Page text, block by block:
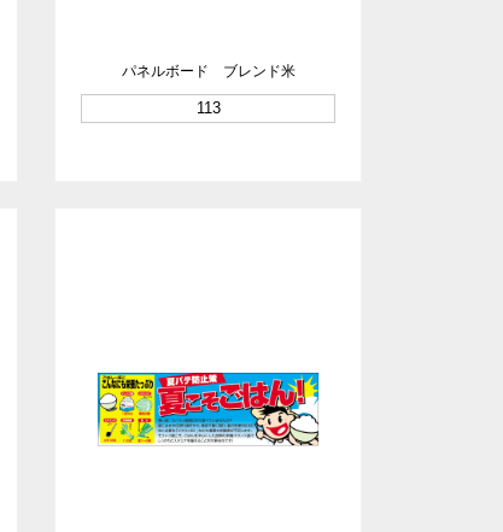
パネルボード ブレンド米
113